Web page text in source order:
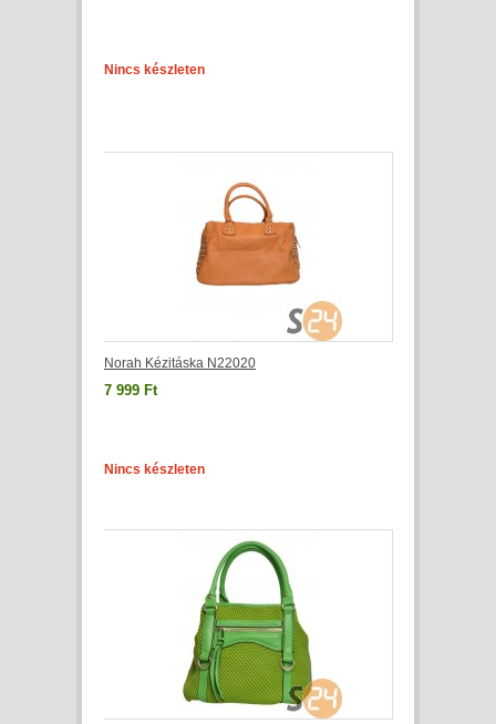
Nincs készleten
Norah Kézitáska N22020
7 999 Ft
Nincs készleten